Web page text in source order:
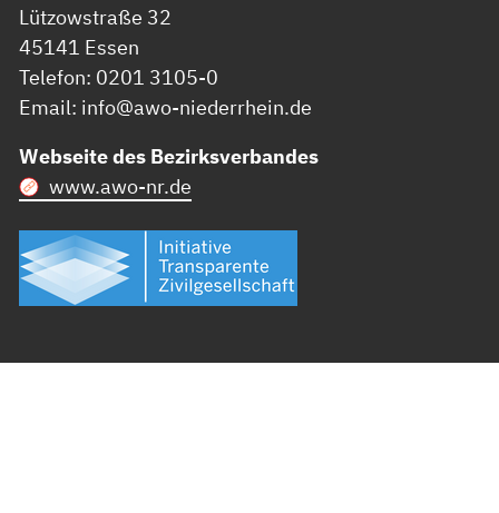
Lützowstraße 32
45141 Essen
Telefon: 0201 3105-0
Email: info@awo-niederrhein.de
Webseite des Bezirksverbandes
www.awo-nr.de